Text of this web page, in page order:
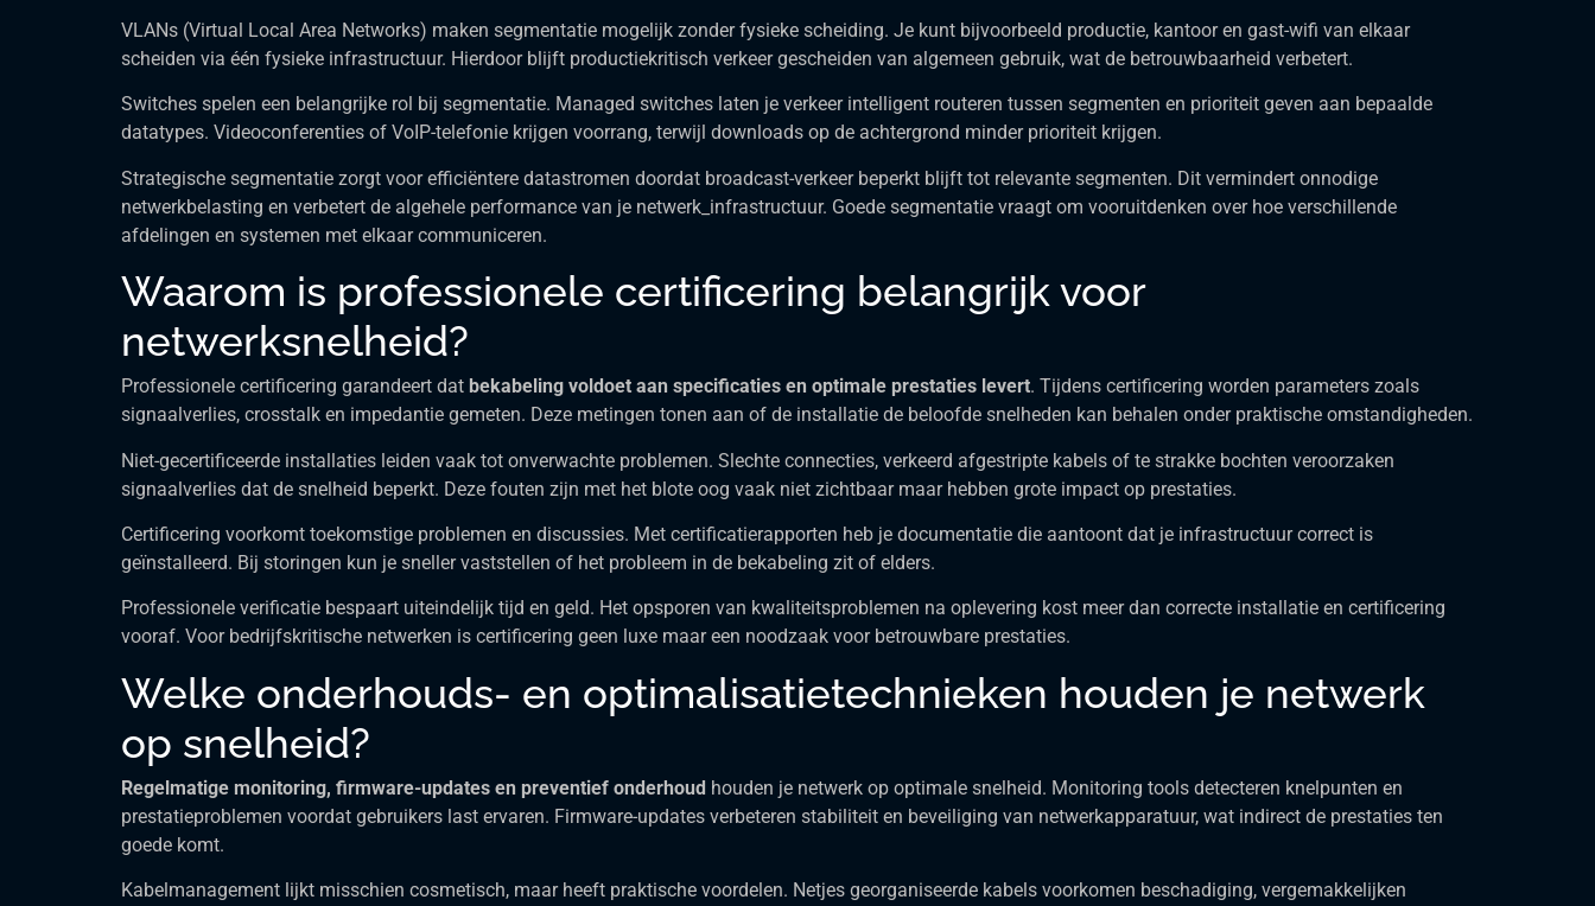
VLANs (Virtual Local Area Networks) maken segmentatie mogelijk zonder fysieke scheiding. Je kunt bijvoorbeeld productie, kantoor en gast-wifi van elkaar
scheiden via één fysieke infrastructuur. Hierdoor blijft productiekritisch verkeer gescheiden van algemeen gebruik, wat de betrouwbaarheid verbetert.
Switches spelen een belangrijke rol bij segmentatie. Managed switches laten je verkeer intelligent routeren tussen segmenten en prioriteit geven aan bepaalde
datatypes. Videoconferenties of VoIP-telefonie krijgen voorrang, terwijl downloads op de achtergrond minder prioriteit krijgen.
Strategische segmentatie zorgt voor efficiëntere datastromen doordat broadcast-verkeer beperkt blijft tot relevante segmenten. Dit vermindert onnodige
netwerkbelasting en verbetert de algehele performance van je netwerk_infrastructuur. Goede segmentatie vraagt om vooruitdenken over hoe verschillende
afdelingen en systemen met elkaar communiceren.
Waarom is professionele certificering belangrijk voor
netwerksnelheid?
Professionele certificering garandeert dat bekabeling voldoet aan specificaties en optimale prestaties levert. Tijdens certificering worden parameters zoals
signaalverlies, crosstalk en impedantie gemeten. Deze metingen tonen aan of de installatie de beloofde snelheden kan behalen onder praktische omstandigheden.
Niet-gecertificeerde installaties leiden vaak tot onverwachte problemen. Slechte connecties, verkeerd afgestripte kabels of te strakke bochten veroorzaken
signaalverlies dat de snelheid beperkt. Deze fouten zijn met het blote oog vaak niet zichtbaar maar hebben grote impact op prestaties.
Certificering voorkomt toekomstige problemen en discussies. Met certificatierapporten heb je documentatie die aantoont dat je infrastructuur correct is
geïnstalleerd. Bij storingen kun je sneller vaststellen of het probleem in de bekabeling zit of elders.
Professionele verificatie bespaart uiteindelijk tijd en geld. Het opsporen van kwaliteitsproblemen na oplevering kost meer dan correcte installatie en certificering
vooraf. Voor bedrijfskritische netwerken is certificering geen luxe maar een noodzaak voor betrouwbare prestaties.
Welke onderhouds- en optimalisatietechnieken houden je netwerk
op snelheid?
Regelmatige monitoring, firmware-updates en preventief onderhoud houden je netwerk op optimale snelheid. Monitoring tools detecteren knelpunten en
prestatieproblemen voordat gebruikers last ervaren. Firmware-updates verbeteren stabiliteit en beveiliging van netwerkapparatuur, wat indirect de prestaties ten
goede komt.
Kabelmanagement lijkt misschien cosmetisch, maar heeft praktische voordelen. Netjes georganiseerde kabels voorkomen beschadiging, vergemakkelijken